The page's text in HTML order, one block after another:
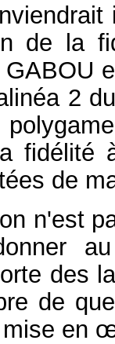
de la
2
fidélité
de
n'est
des
de
en